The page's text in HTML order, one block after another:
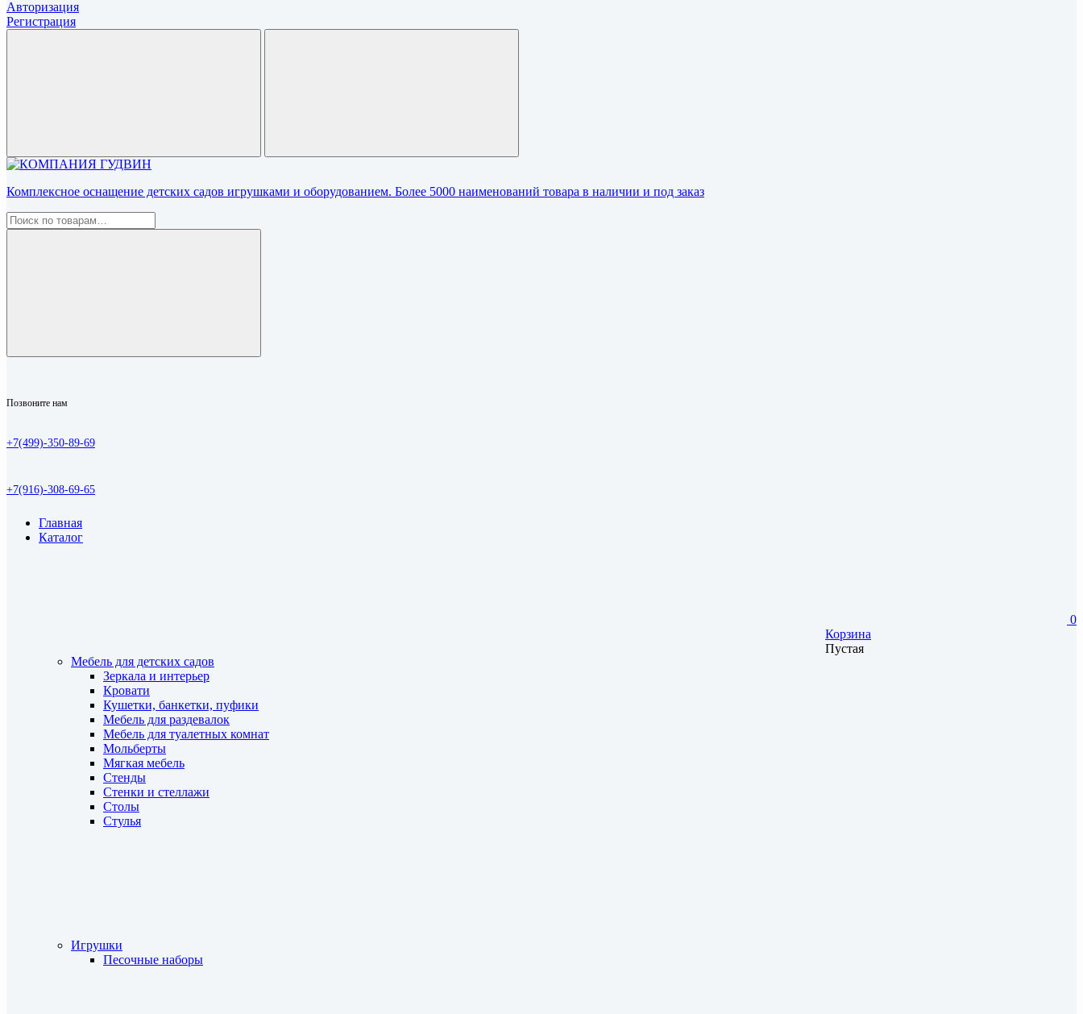
Авторизация
Регистрация
Комплексное оснащение детских садов игрушками и оборудованием. Более 5000 наименований товара в наличии и под заказ
Позвоните нам
+7(499)-350-89-69
+7(916)-308-69-65
0
Корзина
Пустая
Главная
Каталог
Мебель для детских садов
Зеркала и интерьер
Кровати
Кушетки, банкетки, пуфики
Мебель для раздевалок
Мебель для туалетных комнат
Мольберты
Мягкая мебель
Стенды
Стенки и стеллажи
Столы
Стулья
Игрушки
Песочные наборы